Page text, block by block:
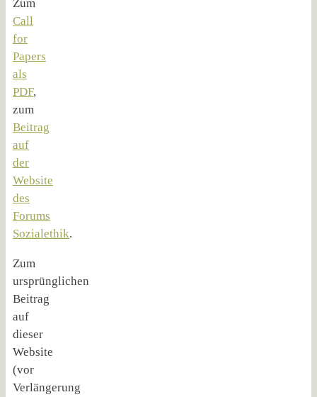
Zum
Call
for
Papers
als
PDF,
zum
Beitrag
auf
der
Website
des
Forums
Sozialethik.
Zum
ursprünglichen
Beitrag
auf
dieser
Website
(vor
Verlängerung